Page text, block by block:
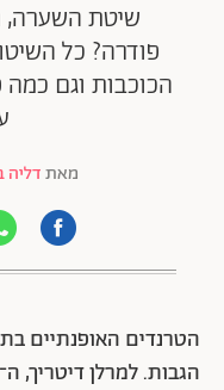
שיטת השערה,
פודרה? כל
הכוכבות וגם
מאתדליה
הטרנדים האופנתיים